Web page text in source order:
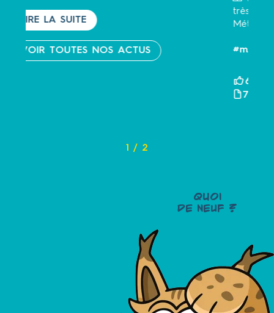
très vite pour de nouvelles aventures à
Métabief Aventures ! 😄
#metabief #avis #aventure
VOIR SUR FACEBOOK
1 / 2
QUOI
DE NEUF ?